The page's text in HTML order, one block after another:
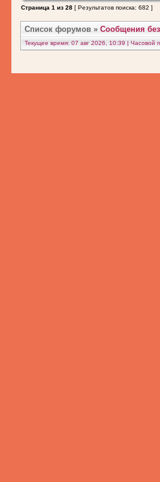
Страница 1 из 28 [ Результатов поиска: 682 ]
Список форумов » Сообщения
Текущее время: 07 авг 2026, 10:39 | Часовой